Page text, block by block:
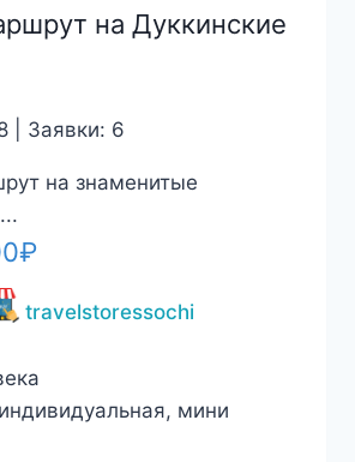
на Дуккинские
| Заявки: 6
на знаменитые
₽
travelstoressochi
мини